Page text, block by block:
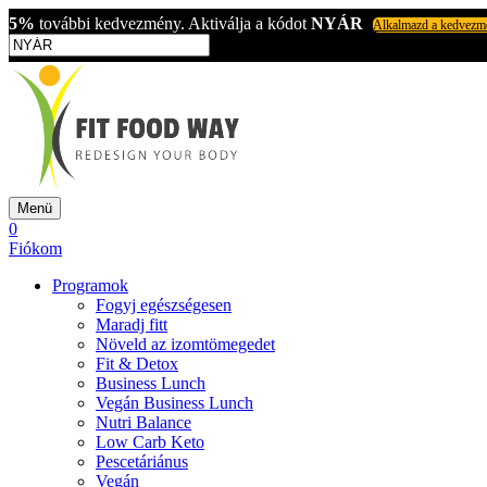
5% további kedvezmény. Aktiválja a kódot NYÁR Alkalmazd a
Menü
0
Fiókom
Programok
Fogyj egészségesen
Maradj fitt
Növeld az izomtömegedet
Fit & Detox
Business Lunch
Vegán Business Lunch
Nutri Balance
Low Carb Keto
Pescetáriánus
Vegán